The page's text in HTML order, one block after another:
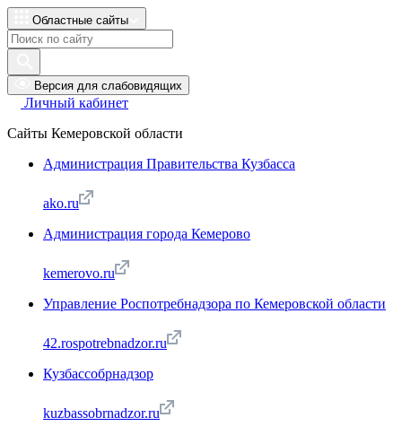
Областные сайты
Версия для слабовидящих
Личный кабинет
Сайты Кемеровской области
Администрация Правительства Кузбасса
ako.ru
Администрация города Кемерово
kemerovo.ru
Управление Роспотребнадзора по Кемеровской области
42.rospotrebnadzor.ru
Кузбассобрнадзор
kuzbassobrnadzor.ru